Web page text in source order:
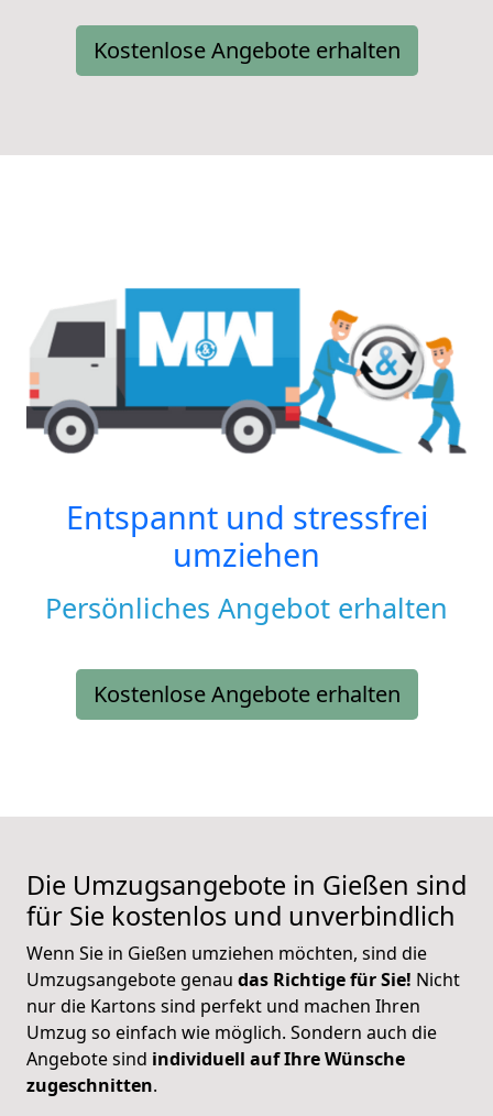
Kostenlose Angebote erhalten
Entspannt und stressfrei
umziehen
Persönliches Angebot erhalten
Kostenlose Angebote erhalten
Die Umzugsangebote in Gießen sind
für Sie kostenlos und unverbindlich
Wenn Sie in Gießen umziehen möchten, sind die
Umzugsangebote genau das Richtige für Sie! Nicht
nur die Kartons sind perfekt und machen Ihren
Umzug so einfach wie möglich. Sondern auch die
Angebote sind individuell auf Ihre Wünsche
zugeschnitten.